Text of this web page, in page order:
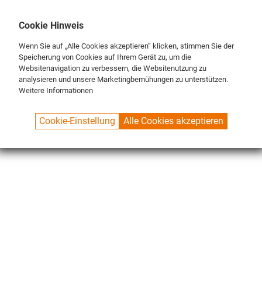
SPUELBOY.DE SHOP MERCHANDISER T-SHIRTS
Cookie Hinweis
Wenn Sie auf „Alle Cookies akzeptieren“ klicken, stimmen Sie der
Speicherung von Cookies auf Ihrem Gerät zu, um die
Websitenavigation zu verbessern, die Websitenutzung zu
analysieren und unsere Marketingbemühungen zu unterstützen.
Weitere Informationen
Cookie-Einstellung Alle Cookies akzeptieren